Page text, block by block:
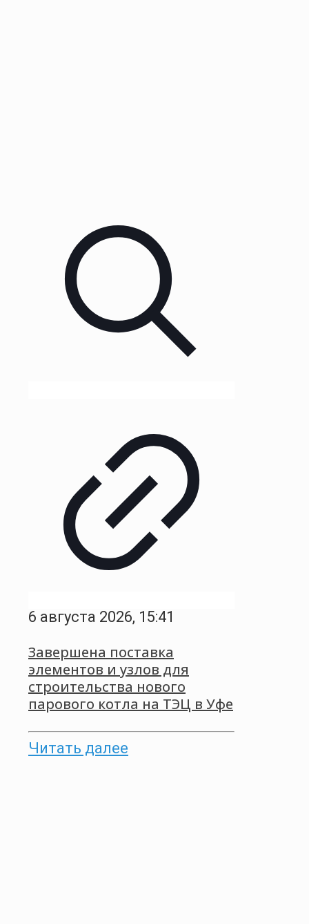
6 августа 2026, 15:41
Завершена поставка
элементов и узлов для
строительства нового
парового котла на ТЭЦ в Уфе
Читать далее